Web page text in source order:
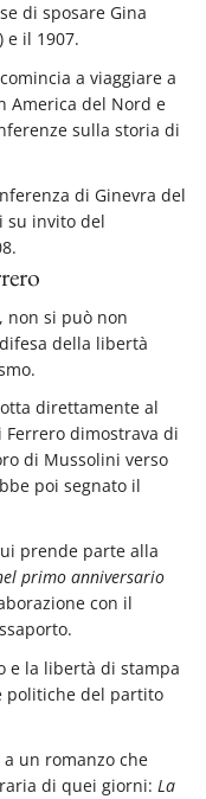
di sposare Gina
e il 1907.
a viaggiare a
America del Nord e
sulla storia di
di Ginevra del
su invito del
non si può non
della libertà
direttamente al
dimostrava di
di Mussolini verso
poi segnato il
prende parte alla
primo anniversario
con il
e la libertà di stampa
politiche del partito
un romanzo che
di quei giorni: La